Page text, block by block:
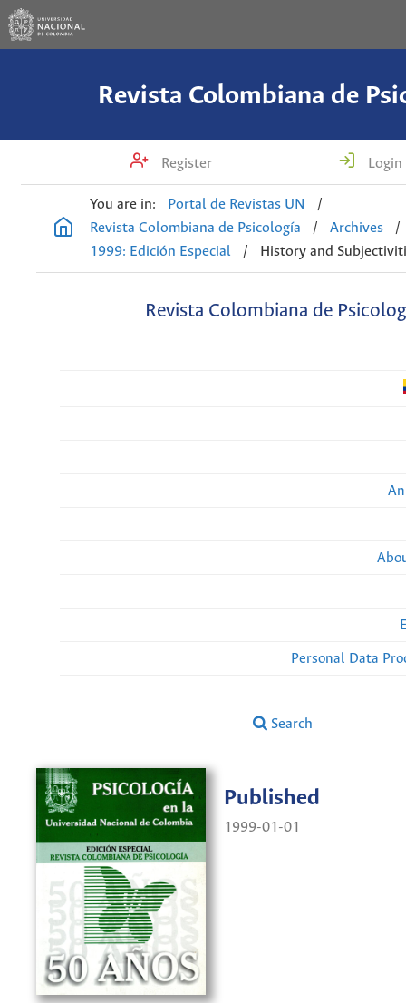
Revista Colombiana de
Register Login
You are in: Portal de Revistas UN
/
Revista Colombiana de Psicología
/ Archives
/
1999: Edición Especial
/ History and
Revista Colombiana de
Personal Data
Search
Published
1999-01-01